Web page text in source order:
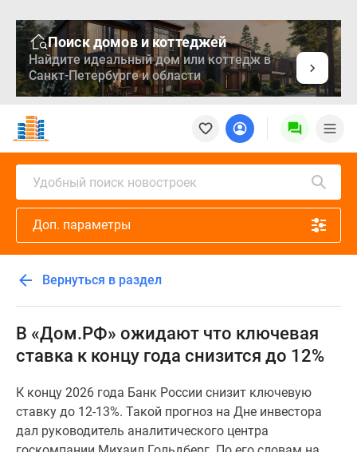
Поиск домов и коттеджей
Найдите идеальный дом или коттедж в
Санкт-Петербурге и области
Новостройки
Квартиры
Ипотека
Медиа
проекте
Контакты
Реклама
сайте
Дзен
Продавцы
Коммерческие
помещения
Квартиры
Удобный поиск новостроек
Доп. параметры
Вернуться в раздел
В «Дом.РФ» ожидают что ключевая
ставка к концу года снизится до 12%
К концу 2026 года Банк России снизит ключевую
ставку до 12-13%. Такой прогноз на Дне инвестора
дал руководитель аналитического центра